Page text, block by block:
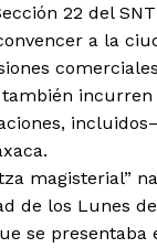
22 del
a la
magisterial”
de los Lunes
se